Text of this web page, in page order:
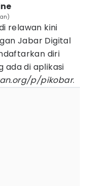
relawan kini
Jabar Digital
diri
ada di aplikasi
p/pikobar.